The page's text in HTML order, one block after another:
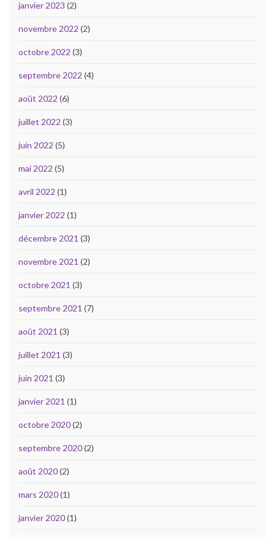
janvier 2023 (2)
novembre 2022 (2)
octobre 2022 (3)
septembre 2022 (4)
août 2022 (6)
juillet 2022 (3)
juin 2022 (5)
mai 2022 (5)
avril 2022 (1)
janvier 2022 (1)
décembre 2021 (3)
novembre 2021 (2)
octobre 2021 (3)
septembre 2021 (7)
août 2021 (3)
juillet 2021 (3)
juin 2021 (3)
janvier 2021 (1)
octobre 2020(2)
septembre 2020(2)
août 2020(2)
mars 2020(1)
janvier 2020(1)